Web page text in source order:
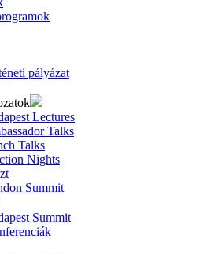
pályázat
Lectures
Talks
Talks
Nights
Summit
Summit